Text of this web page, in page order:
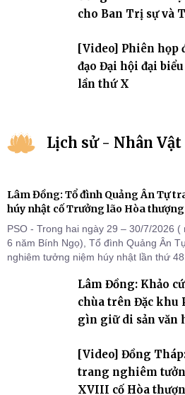
cho Ban Trị sự và
[Video] Phiên họp
đạo Đại hội đại
lần thứ X
Lịch sử - Nhân Vật
Lâm Đồng: Tổ đình Quảng Ân Tự
húy nhật cố Trưởng lão Hòa
PSO - Trong hai ngày 29 – 30/7/2026
6 năm Bính Ngọ), Tổ đình Quảng Ân
nghiêm tưởng niệm húy nhật lần thứ
Chư Tôn đức Tăng Ni, môn đồ pháp
Phật tử đã đồng vân tập về đạo tràng,
Lâm Đồng: Khảo
chùa trên Đặc khu
gìn giữ di sản văn
[Video] Đồng
trang nghiêm
XVIII cố Hòa